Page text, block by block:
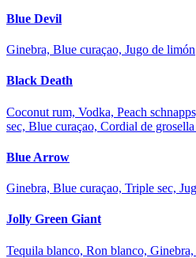
Blue Devil
Ginebra, Blue curaçao, Jugo de limón
Black Death
Coconut rum, Vodka, Peach
sec, Blue curaçao, Cordial de
Blue Arrow
Ginebra, Blue curaçao, Triple sec,
Jolly Green Giant
Tequila blanco, Ron blanco,